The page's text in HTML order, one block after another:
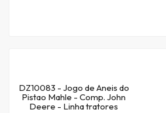
DZ10083 - Jogo de Aneis do
Pistao Mahle - Comp. John
Deere - Linha tratores